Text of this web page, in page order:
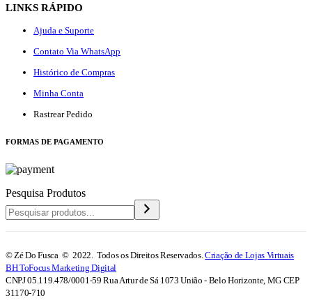
LINKS RÁPIDO
Ajuda e Suporte
Contato Via WhatsApp
Histórico de Compras
Minha Conta
Rastrear Pedido
FORMAS DE PAGAMENTO
Pesquisa Produtos
© Zé Do Fusca © 2022. Todos os Direitos Reservados.Criação de Lojas Virtuais
BH ToFocus Marketing Digital
CNPJ 05.119.478/0001-59 Rua Artur de Sá 1073 União - Belo Horizonte, MG CEP
31170-710